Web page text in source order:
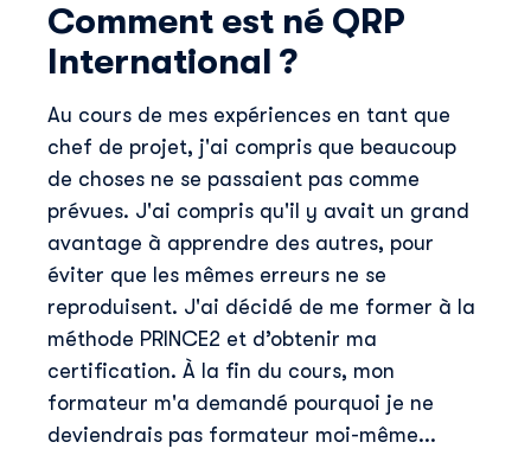
Comment est né QRP
International ?
Au cours de mes expériences en tant que
chef de projet, j'ai compris que beaucoup
de choses ne se passaient pas comme
prévues. J'ai compris qu'il y avait un grand
avantage à apprendre des autres, pour
éviter que les mêmes erreurs ne se
reproduisent. J'ai décidé de me former à la
méthode PRINCE2 et d’obtenir ma
certification. À la fin du cours, mon
formateur m'a demandé pourquoi je ne
deviendrais pas formateur moi-même...